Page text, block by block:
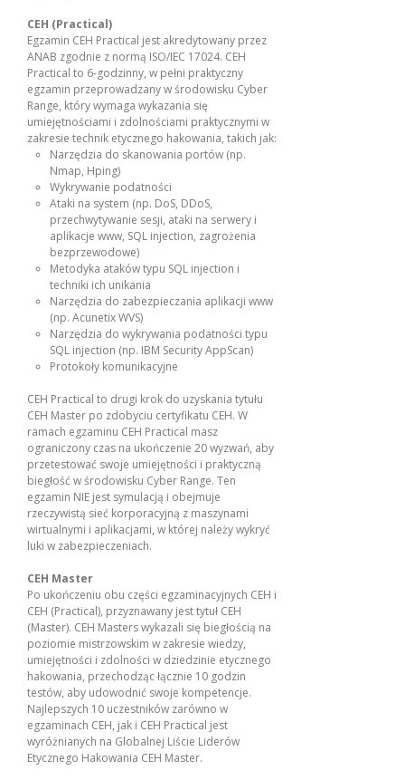
CEH (Practical)
Egzamin CEH Practical jest akredytowany przez
ANAB zgodnie z normą ISO/IEC 17024. CEH
Practical to 6-godzinny, w pełni praktyczny
egzamin przeprowadzany w środowisku Cyber
Range, który wymaga wykazania się
umiejętnościami i zdolnościami praktycznymi w
zakresie technik etycznego hakowania, takich jak:
Narzędzia do skanowania portów (np.
Nmap, Hping)
Wykrywanie podatności
Ataki na system (np. DoS, DDoS,
przechwytywanie sesji, ataki na serwery i
aplikacje www, SQL injection, zagrożenia
bezprzewodowe)
Metodyka ataków typu SQL injection i
techniki ich unikania
Narzędzia do zabezpieczania aplikacji www
(np. Acunetix WVS)
Narzędzia do wykrywania podatności typu
SQL injection (np. IBM Security AppScan)
Protokoły komunikacyjne
CEH Practical to drugi krok do uzyskania tytułu
CEH Master po zdobyciu certyfikatu CEH. W
ramach egzaminu CEH Practical masz
ograniczony czas na ukończenie 20 wyzwań, aby
przetestować swoje umiejętności i praktyczną
biegłość w środowisku Cyber Range. Ten
egzamin NIE jest symulacją i obejmuje
rzeczywistą sieć korporacyjną z maszynami
wirtualnymi i aplikacjami, w której należy wykryć
luki w zabezpieczeniach.
CEH Master
Po ukończeniu obu części egzaminacyjnych CEH i
CEH (Practical), przyznawany jest tytuł CEH
(Master). CEH Masters wykazali się biegłością na
poziomie mistrzowskim w zakresie wiedzy,
umiejętności i zdolności w dziedzinie etycznego
hakowania, przechodząc łącznie 10 godzin
testów, aby udowodnić swoje kompetencje.
Najlepszych 10 uczestników zarówno w
egzaminach CEH, jak i CEH Practical jest
wyróżnianych na Globalnej Liście Liderów
Etycznego Hakowania CEH Master.